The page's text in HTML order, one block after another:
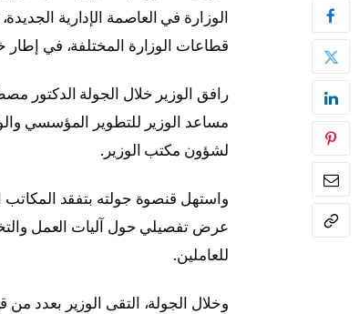
الوزارة في العاصمة الإدارية
قطاعات الوزارة المختلفة، في
رافق الوزير خلال الجولة الدكتور
مساعد الوزير للتطوير المؤسسي
لشؤون مكتب الوزير.
واستهل قنصوة جولته بتفقد المكاتب
عرض تفصيلي حول آليات العمل
للعاملين.
وخلال الجولة، التقى الوزير بعدد من